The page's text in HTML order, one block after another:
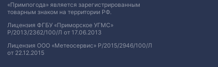
«Примпогода» является зарегистрированным
товарным знаком на территории РФ.
Лицензия ФГБУ «Приморское УГМС»
Р/2013/2362/100/Л от 17.06.2013
Лицензия ООО «Метеосервис» Р/2015/2946/100/Л
от 22.12.2015